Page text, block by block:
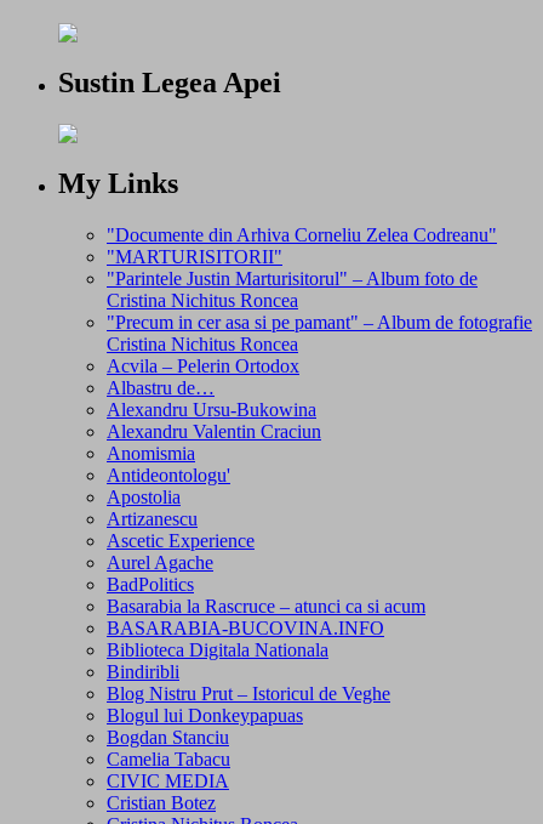
Sustin Legea Apei
My Links
"Documente din Arhiva Corneliu Zelea Codreanu"
"MARTURISITORII"
"Parintele Justin Marturisitorul" – Album foto de
Cristina Nichitus Roncea
"Precum in cer asa si pe pamant" – Album de fotografie
Cristina Nichitus Roncea
Acvila – Pelerin Ortodox
Albastru de…
Alexandru Ursu-Bukowina
Alexandru Valentin Craciun
Anomismia
Antideontologu'
Apostolia
Artizanescu
Ascetic Experience
Aurel Agache
BadPolitics
Basarabia la Rascruce – atunci ca si acum
BASARABIA-BUCOVINA.INFO
Biblioteca Digitala Nationala
Bindiribli
Blog Nistru Prut – Istoricul de Veghe
Blogul lui Donkeypapuas
Bogdan Stanciu
Camelia Tabacu
CIVIC MEDIA
Cristian Botez